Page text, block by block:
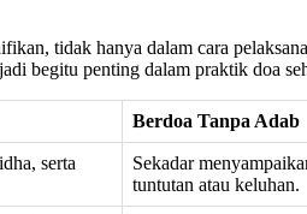
tidak hanya dalam cara
begitu penting dalam praktik doa
Berdoa Tanpa Adab
serta
Sekadar
tuntutan atau keluhan.